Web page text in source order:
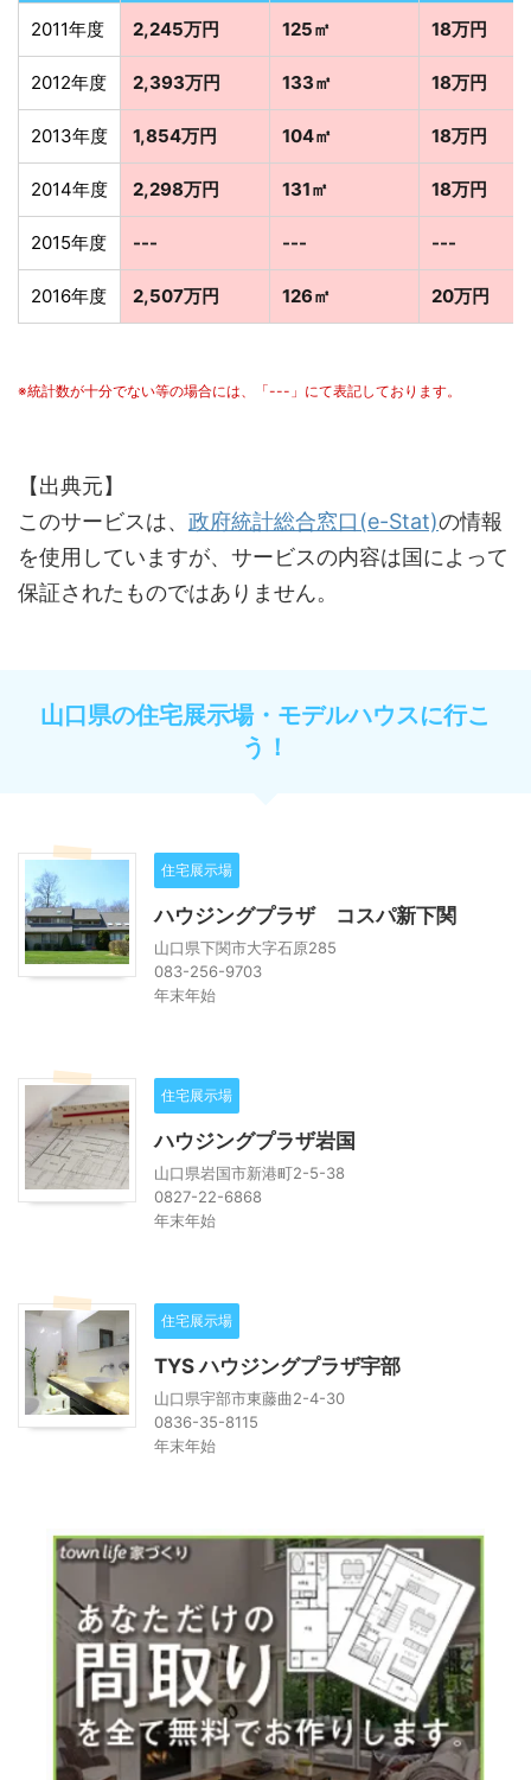
2011年度 2,245万円 125㎡ 18万円
2012年度 2,393万円 133㎡ 18万円
2013年度 1,854万円 104㎡ 18万円
2014年度 2,298万円 131㎡ 18万円
2015年度 --- --- ---
2016年度 2,507万円 126㎡ 20万円
※統計数が十分でない等の場合には、「---」にて表記しております。
【出典元】
このサービスは、 政府統計総合窓口(e-Stat)の情報
を使用していますが、サービスの内容は国によって
保証されたものではありません。
山口県の住宅展示場・モデルハウスに行こ
う！
住宅展示場
ハウジングプラザ コスパ新下関
山口県下関市大字石原285
083-256-9703
年末年始
住宅展示場
ハウジングプラザ岩国
山口県岩国市新港町2-5-38
0827-22-6868
年末年始
住宅展示場
TYS ハウジングプラザ宇部
山口県宇部市東藤曲2-4-30
0836-35-8115
年末年始